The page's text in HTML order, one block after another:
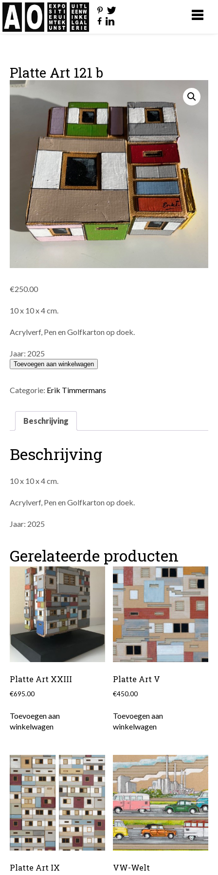
Platte Art 121 b
€250.00
10 x 10 x 4 cm.
Acrylverf, Pen en Golfkarton op doek.
Jaar: 2025
Platte
b
Toevoegen aan winkelwagen
Categorie: Erik Timmermans
Beschrijving
Beschrijving
10 x 10 x 4 cm.
Acrylverf, Pen en Golfkarton op doek.
Jaar: 2025
Gerelateerde producten
Platte Art XXIII
€695.00
Toevoegen aan
winkelwagen
Platte Art V
€450.00
Toevoegen aan
winkelwagen
Platte Art IX VW-Welt